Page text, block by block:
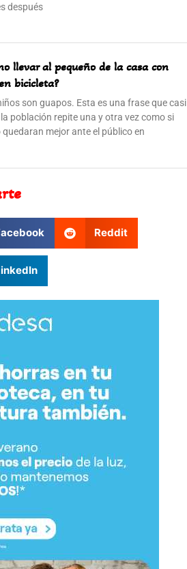
después
llevar al pequeño de la casa con
bicicleta?
son guapos. Esta es una frase que casi
la población repite una y otra vez como si
quedaran mejor ante el público en
Reddit